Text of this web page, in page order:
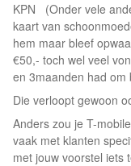
KPN (Onder vele
kaart van
hem maar bleef
€50,- toch wel veel
en 3maanden had om
Die verloopt gewoon
Anders zou je T-
vaak met klanten
met jouw voorstel iets